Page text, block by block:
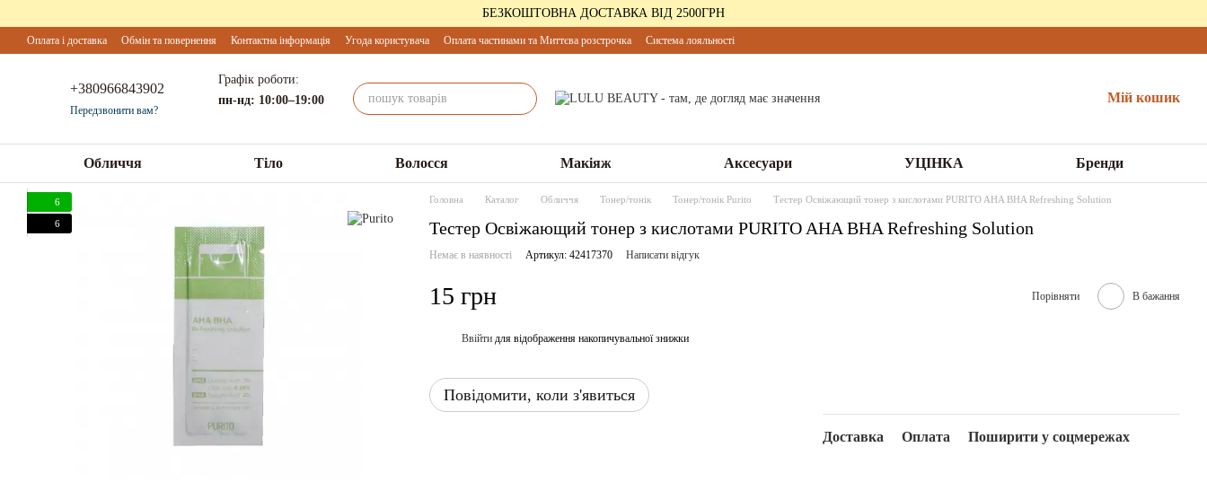
БЕЗКОШТОВНА ДОСТАВКА ВІД 2500ГРН
Оплата і доставка Обмін та повернення Контактна інформація Угода користувача Оплата частинами та Миттєва розстрочка Система лояльності
+380966843902
Передзвонити вам?
Графік роботи:
пн-нд: 10:00–19:00
Мій кошик
Обличчя Тіло Волосся Макіяж Аксесуари УЦІНКА Бренди
6
6
Головна Каталог Обличчя Тонер/тонік Тонер/тонік Purito Тестер Освіжающий тонер з кислотами PURITO AHA BHA Refreshing Solution
Тестер Освіжающий тонер з кислотами PURITO AHA BHA Refreshing Solution
Немає в наявності Артикул: 42417370 Написати відгук
15 грн Порівняти В бажання
Ввійти для відображення накопичувальної знижки
Повідомити, коли з'явиться
Доставка Оплата Поширити у соцмережах